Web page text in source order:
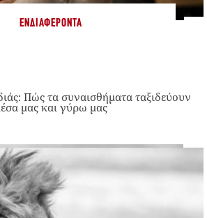
ΕΝΔΙΑΦΈΡΟΝΤΑ
Πώς τα συναισθήματα ταξιδεύουν
μας και γύρω μας